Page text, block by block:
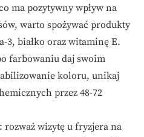
ma pozytywny wpływ na
warto spożywać produkty
3, białko oraz witaminę E.
farbowaniu daj swoim
koloru, unikaj
przez 48-72
: rozważ wizytę u fryzjera na